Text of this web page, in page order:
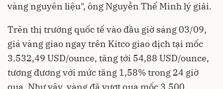
vàng nguyên liệu", ông Nguyễn Thế Minh lý giải.
Trên thị trường quốc tế vào đầu giờ sáng 03/09,
giá vàng giao ngay trên Kitco giao dịch tại mốc
3.532,49 USD/ounce, tăng tới 54,88 USD/ounce,
tương đương với mức tăng 1,58% trong 24 giờ